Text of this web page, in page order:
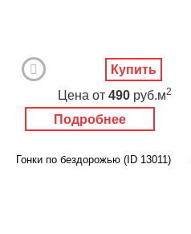
Подробнее
Цена от 490 руб.м2
Купить
Гонки по бездорожью (ID 13011)